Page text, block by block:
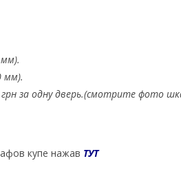
мм).
за одну дверь.(смотрите фото
купе нажав ТУТ